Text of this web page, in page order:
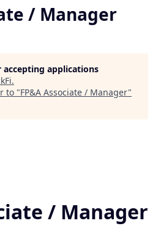
/ Manager
accepting applications
.
to "FP&A Associate / Manager"
/ Manager